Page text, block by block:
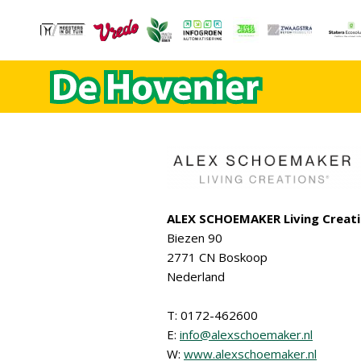
ALEX SCHOEMAKER Living
Biezen 90
2771 CN Boskoop
Nederland
T: 0172-462600
E: info@alexschoemaker.nl
W: www.alexschoemaker.nl